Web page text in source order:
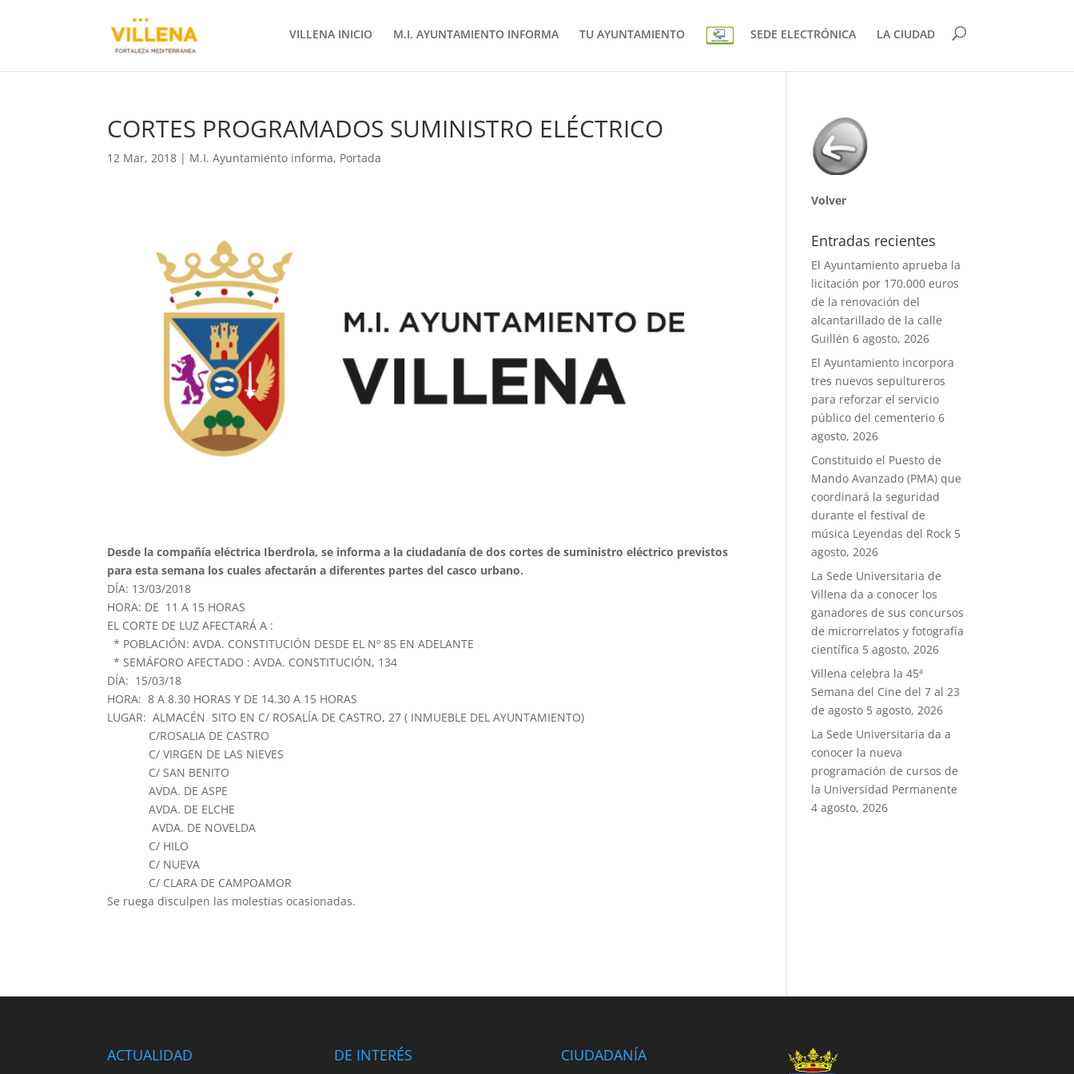
VILLENA INICIO M.I. AYUNTAMIENTO INFORMA TU AYUNTAMIENTO SEDE ELECTRÓNICA LA CIUDAD
CORTES PROGRAMADOS SUMINISTRO ELÉCTRICO
12 Mar, 2018 | M.I. Ayuntamiento informa, Portada
Desde la compañía eléctrica Iberdrola, se informa a la ciudadanía de dos cortes de suministro eléctrico previstos
para esta semana los cuales afectarán a diferentes partes del casco urbano.
DÍA: 13/03/2018
HORA: DE 11 A 15 HORAS
EL CORTE DE LUZ AFECTARÁ A :
* POBLACIÓN: AVDA. CONSTITUCIÓN DESDE EL Nº 85 EN ADELANTE
* SEMÁFORO AFECTADO : AVDA. CONSTITUCIÓN, 134
DÍA: 15/03/18
HORA: 8 A 8.30 HORAS Y DE 14.30 A 15 HORAS
LUGAR: ALMACÉN SITO EN C/ ROSALÍA DE CASTRO, 27 ( INMUEBLE DEL AYUNTAMIENTO)
C/ROSALIA DE CASTRO
C/ VIRGEN DE LAS NIEVES
C/ SAN BENITO
AVDA. DE ASPE
AVDA. DE ELCHE
AVDA. DE NOVELDA
C/ HILO
C/ NUEVA
C/ CLARA DE CAMPOAMOR
Se ruega disculpen las molestias ocasionadas.
Volver
Entradas recientes
El Ayuntamiento aprueba la
licitación por 170.000 euros
de la renovación del
alcantarillado de la calle
Guillén 6 agosto, 2026
El Ayuntamiento incorpora
tres nuevos sepultureros
para reforzar el servicio
público del cementerio 6
agosto, 2026
Constituido el Puesto de
Mando Avanzado (PMA) que
coordinará la seguridad
durante el festival de
música Leyendas del Rock 5
agosto, 2026
La Sede Universitaria de
Villena da a conocer los
ganadores de sus concursos
de microrrelatos y fotografía
científica 5 agosto, 2026
Villena celebra la 45ª
Semana del Cine del 7 al 23
de agosto 5 agosto, 2026
La Sede Universitaria da a
conocer la nueva
programación de cursos de
la Universidad Permanente
4 agosto, 2026
ACTUALIDAD DE INTERÉS CIUDADANÍA